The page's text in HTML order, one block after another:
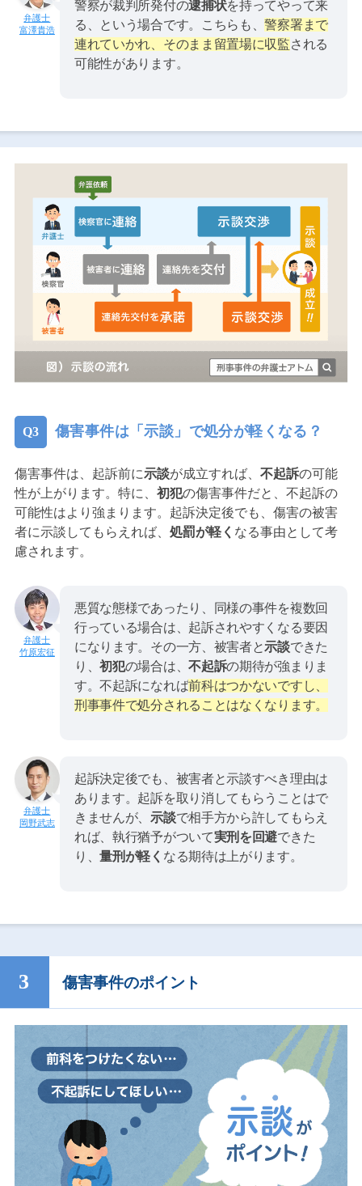
富澤貴浩
警察が裁判所発付の逮捕状を持ってやって来
る、という場合です。こちらも、警察署まで
連れていかれ、そのまま留置場に収監される
可能性があります。
傷害事件は「示談」で処分が軽くなる？
傷害事件は、起訴前に示談が成立すれば、 不起訴の可能
性が上がります。特に、 初犯の傷害事件だと、不起訴の
可能性はより強まります。起訴決定後でも、傷害の被害
者に示談してもらえれば、 処罰が軽く なる事由として考
慮されます。
竹原宏征
悪質な態様であったり、同様の事件を複数回
行っている場合は、起訴されやすくなる要因
になります。その一方、被害者と示談できた
り、初犯の場合は、不起訴の期待が強まりま
す。不起訴になれば前科はつかないですし、
刑事事件で処分されることはなくなります。
岡野武志
起訴決定後でも、被害者と示談すべき理由は
あります。起訴を取り消してもらうことはで
きませんが、示談で相手方から許してもらえ
れば、執行猶予がついて実刑を回避できた
り、量刑が軽く なる期待は上がります。
傷害事件のポイント